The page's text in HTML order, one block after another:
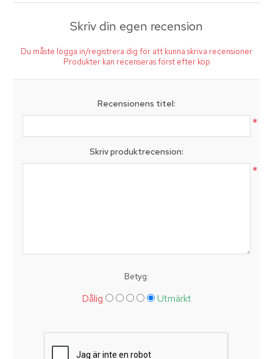
Skriv din egen recension
Du måste logga in/registrera dig för att kunna skriva recensioner
Produkter kan recenseras först efter köp
Recensionens titel:
*
Skriv produktrecension:
*
Betyg:
Dålig Utmärkt